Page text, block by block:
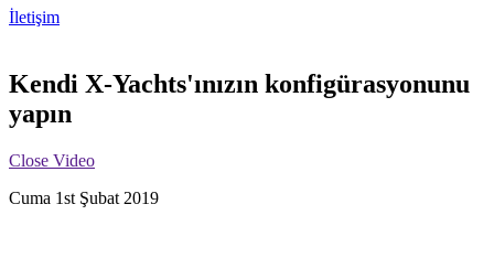
İletişim
Kendi X-Yachts'ınızın konfigürasyonunu
yapın
Close Video
Cuma 1st Şubat 2019